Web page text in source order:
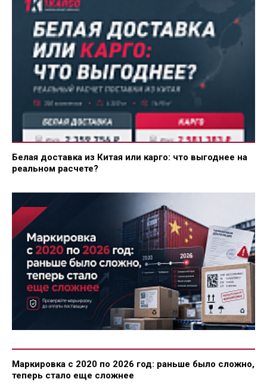
Белая доставка из Китая или карго: что выгоднее на
реальном расчете?
Маркировка с 2020 по 2026 год: раньше было сложно,
теперь стало еще сложнее